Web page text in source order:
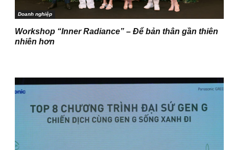
Doanh nghiệp
Workshop “Inner Radiance” – Để bản thân gần thiên
nhiên hơn